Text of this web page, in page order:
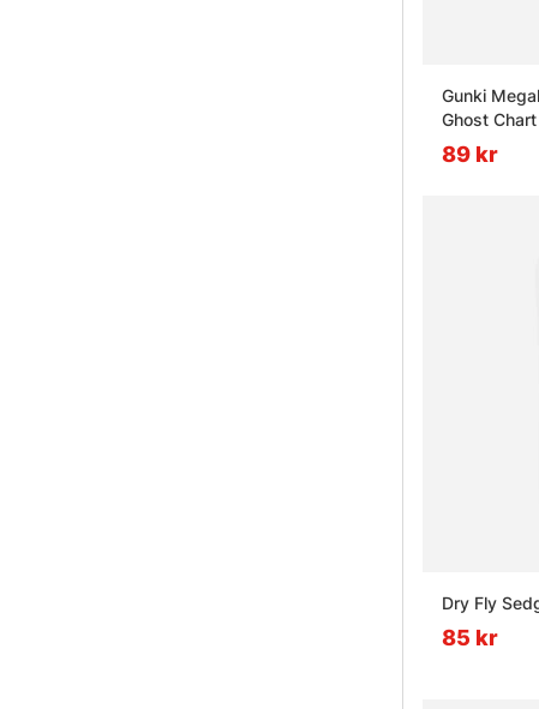
Gunki
Ghost
89 kr
Dry Fly
85 kr